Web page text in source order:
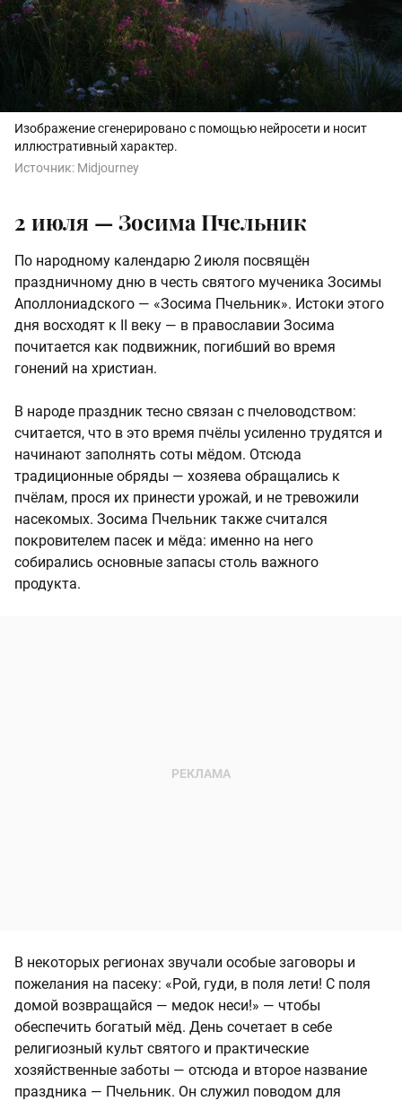
Изображение сгенерировано с помощью нейросети и носит
иллюстративный характер.
Источник: Midjourney
2 июля — Зосима Пчельник
По народному календарю 2 июля посвящён
праздничному дню в честь святого мученика Зосимы
Аполлониадского — «Зосима Пчельник». Истоки этого
дня восходят к II веку — в православии Зосима
почитается как подвижник, погибший во время
гонений на христиан.
В народе праздник тесно связан с пчеловодством:
считается, что в это время пчёлы усиленно трудятся и
начинают заполнять соты мёдом. Отсюда
традиционные обряды — хозяева обращались к
пчёлам, прося их принести урожай, и не тревожили
насекомых. Зосима Пчельник также считался
покровителем пасек и мёда: именно на него
собирались основные запасы столь важного
продукта.
В некоторых регионах звучали особые заговоры и
пожелания на пасеку: «Рой, гуди, в поля лети! С поля
домой возвращайся — медок неси!» — чтобы
обеспечить богатый мёд. День сочетает в себе
религиозный культ святого и практические
хозяйственные заботы — отсюда и второе название
праздника — Пчельник. Он служил поводом для